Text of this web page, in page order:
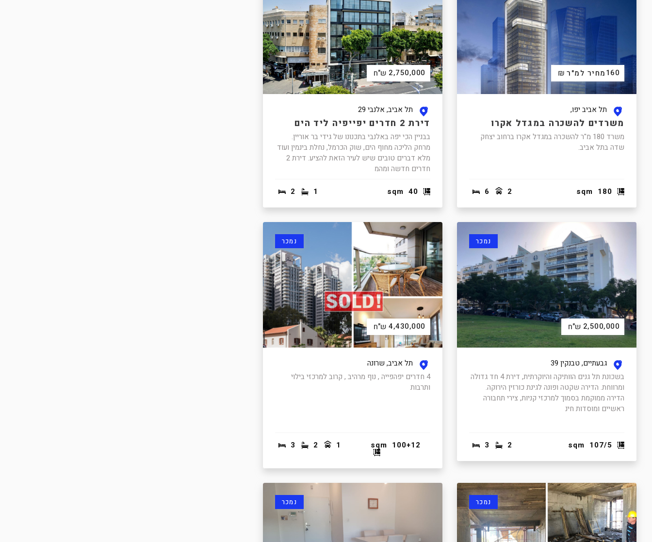
מחיר למ"ר160
₪
תל אביב יפו,
משרדים להשכרה במגדל אקרו
משרד 180 מ"ר להשכרה במגדל אקרו ברחוב יצחק
שדה בתל אביב.
sqm 180
6 2
2,750,000 ש"ח
תל אביב, אלנבי 29
דירת 2 חדרים יפייפיה ליד הים
בבניין הכי יפה באלנבי בתכנונו של גידי בר אוריין.
מרחק הליכה מחוף הים, שוק הכרמל, נחלת בינמין ועוד
מלא דברים טובים שיש לעיר הזאת להציע. דירת 2
חדרים חדשה ומהמ
sqm 40
2 1
נמכר
2,500,000 ש"ח
גבעתיים, טבנקין 39
בשכונת תל גנים הוותיקה והיוקרתית, דירת 4 חד גדולה
ומרווחת. הדירה שקטה ופונה לגינת כורזין הירוקה.
הדירה ממוקמת בסמוך למרכזי קניות, צירי תחבורה
ראשיים ומוסדות חינ
sqm 107/5
3 2
נמכר
4,430,000 ש"ח
תל אביב, שרונה
4 חדרים יפהפייה , נוף מרהיב , קרוב למרכזי בילוי
ותרבות
sqm 100+12
3 2 1
נמכר נמכר